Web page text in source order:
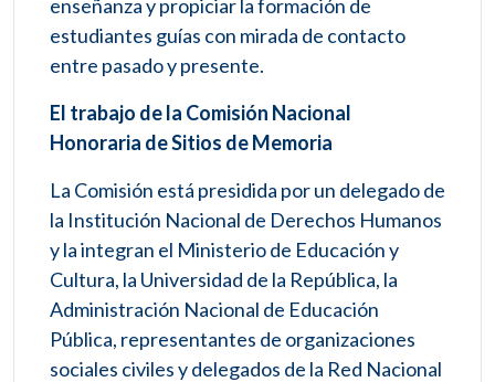
enseñanza y propiciar la formación de
estudiantes guías con mirada de contacto
entre pasado y presente.
El trabajo de la Comisión Nacional
Honoraria de Sitios de Memoria
La Comisión está presidida por un delegado de
la Institución Nacional de Derechos Humanos
y la integran el Ministerio de Educación y
Cultura, la Universidad de la República, la
Administración Nacional de Educación
Pública, representantes de organizaciones
sociales civiles y delegados de la Red Nacional